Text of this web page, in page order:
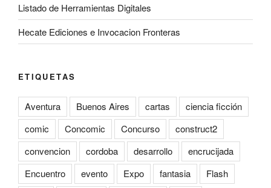
Listado de Herramientas Digitales
Hecate Ediciones e Invocacion Fronteras
ETIQUETAS
Aventura Buenos Aires cartas
ciencia ficción
comic
Concomic Concurso
construct2
convencion
cordoba desarrollo
encrucijada
Encuentro
evento Expo fantasia
Flash